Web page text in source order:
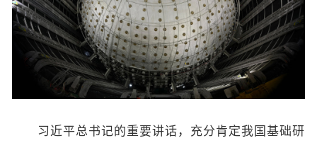
习近平总书记的重要讲话，充分肯定我国基础研